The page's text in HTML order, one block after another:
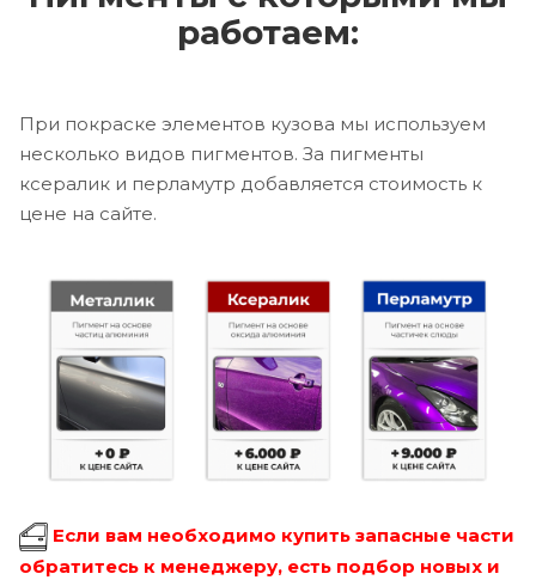
работаем:
При покраске элементов кузова мы используем
несколько видов пигментов. За пигменты
ксералик и перламутр добавляется стоимость к
цене на сайте.
Если вам необходимо купить запасные части
обратитесь к менеджеру, есть подбор новых и